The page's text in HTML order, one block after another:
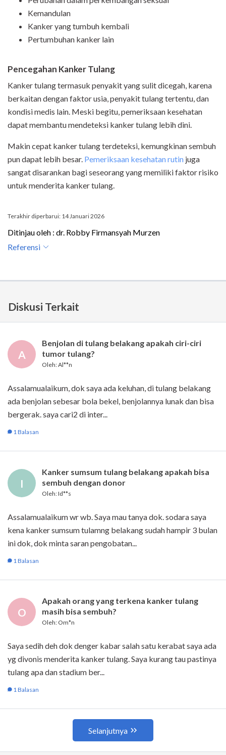
Kemandulan
Kanker yang tumbuh kembali
Pertumbuhan kanker lain
Pencegahan Kanker Tulang
Kanker tulang termasuk penyakit yang sulit dicegah, karena
berkaitan dengan faktor usia, penyakit tulang tertentu, dan
kondisi medis lain. Meski begitu, pemeriksaan kesehatan
dapat membantu mendeteksi kanker tulang lebih dini.
Makin cepat kanker tulang terdeteksi, kemungkinan sembuh
pun dapat lebih besar. Pemeriksaan kesehatan rutin juga
sangat disarankan bagi seseorang yang memiliki faktor risiko
untuk menderita kanker tulang.
Terakhir diperbarui: 14 Januari 2026